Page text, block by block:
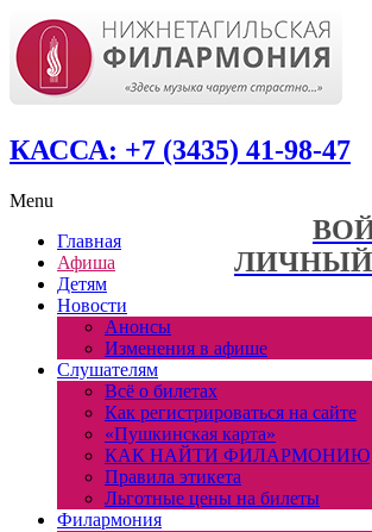
КАССА: +7 (3435) 41-98-47
ЛИЧНЫЙ
Menu
Главная
Афиша
Детям
Новости
Анонсы
Изменения в афише
Слушателям
Всё о билетах
Как регистрироваться на сайте
«Пушкинская карта»
КАК НАЙТИ ФИЛАРМОНИЮ
Правила этикета
Льготные цены на билеты
Филармония